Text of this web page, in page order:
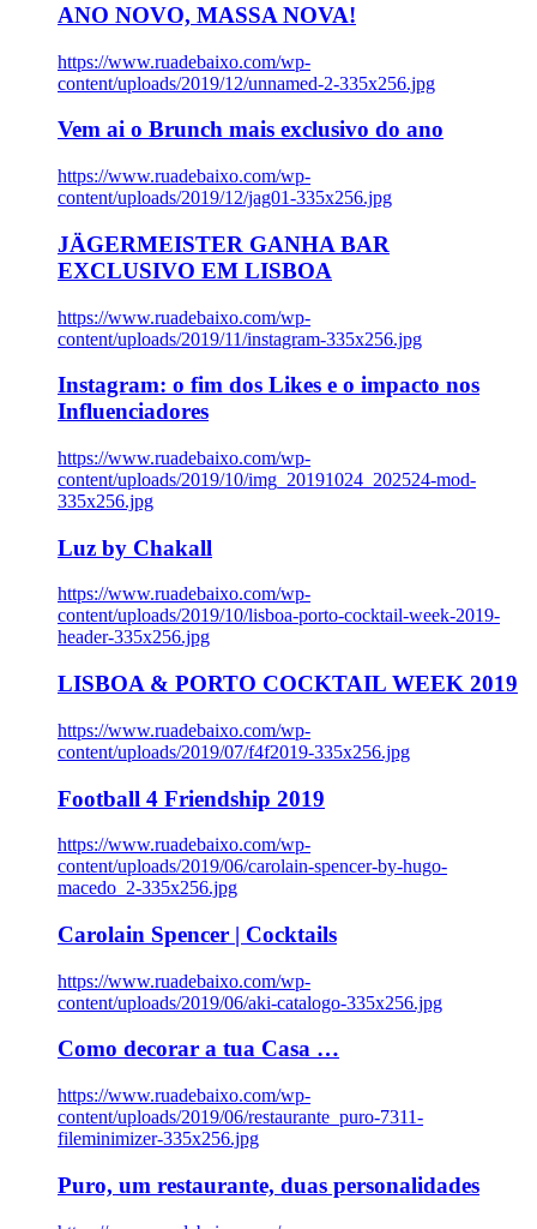
ANO NOVO, MASSA NOVA!
https://www.ruadebaixo.com/wp-
content/uploads/2019/12/unnamed-2-335x256.jpg
Vem ai o Brunch mais exclusivo do ano
https://www.ruadebaixo.com/wp-
content/uploads/2019/12/jag01-335x256.jpg
JÄGERMEISTER GANHA BAR
EXCLUSIVO EM LISBOA
https://www.ruadebaixo.com/wp-
content/uploads/2019/11/instagram-335x256.jpg
Instagram: o fim dos Likes e o impacto nos
Influenciadores
https://www.ruadebaixo.com/wp-
content/uploads/2019/10/img_20191024_202524-mod-
335x256.jpg
Luz by Chakall
https://www.ruadebaixo.com/wp-
content/uploads/2019/10/lisboa-porto-cocktail-week-2019-
header-335x256.jpg
LISBOA & PORTO COCKTAIL WEEK 2019
https://www.ruadebaixo.com/wp-
content/uploads/2019/07/f4f2019-335x256.jpg
Football 4 Friendship 2019
https://www.ruadebaixo.com/wp-
content/uploads/2019/06/carolain-spencer-by-hugo-
macedo_2-335x256.jpg
Carolain Spencer | Cocktails
https://www.ruadebaixo.com/wp-
content/uploads/2019/06/aki-catalogo-335x256.jpg
Como decorar a tua Casa …
https://www.ruadebaixo.com/wp-
content/uploads/2019/06/restaurante_puro-7311-
fileminimizer-335x256.jpg
Puro, um restaurante, duas personalidades